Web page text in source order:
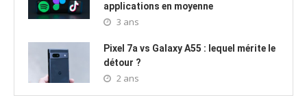
applications en moyenne
3 ans
Pixel 7a vs Galaxy A55 : lequel mérite le
détour ?
2 ans